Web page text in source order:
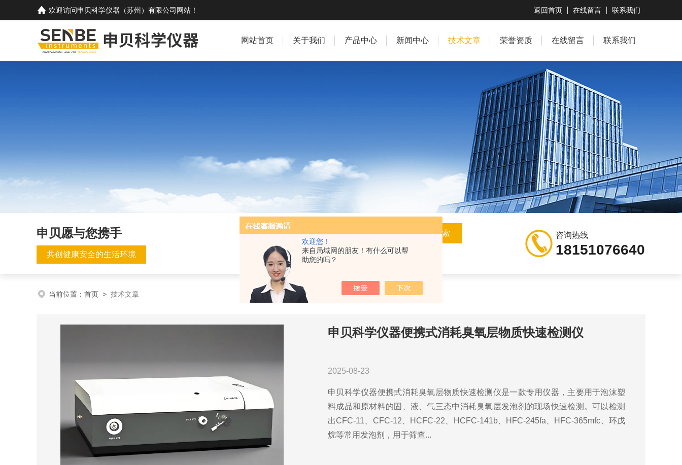
欢迎您！
来自局域网的朋友！有什么可以帮
助您的吗？
欢迎访问申贝科学仪器（苏州）有限公司 网站！ 返回首页 在线留言 联系我们
网站首页 关于我们 产品中心 新闻中心 技术文章 荣誉资质 在线留言 联系我们
申贝愿与您携手
共创健康安全的生活环境
咨询热线
18151076640
当前位置： 首页 > 技术文章
申贝科学仪器便携式消耗臭氧层物质快速检测仪
2025-08-23
申贝科学仪器便携式消耗臭氧层物质快速检测仪是一款专用仪器，主要用于泡沫塑
料成品和原材料的固、液、气三态中消耗臭氧层发泡剂的现场快速检测。可以检测
出CFC-11、CFC-12、HCFC-22、HCFC-141b、HFC-245fa、HFC-365mfc、环戊
烷等常用发泡剂，用于筛查...